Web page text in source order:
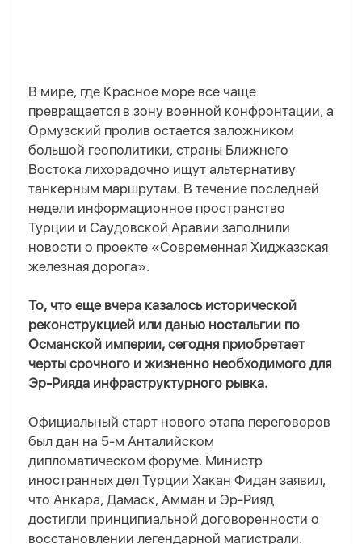
В мире, где Красное море все чаще
превращается в зону военной конфронтации, а
Ормузский пролив остается заложником
большой геополитики, страны Ближнего
Востока лихорадочно ищут альтернативу
танкерным маршрутам. В течение последней
недели информационное пространство
Турции и Саудовской Аравии заполнили
новости о проекте «Современная Хиджазская
железная дорога».
То, что еще вчера казалось исторической
реконструкцией или данью ностальгии по
Османской империи, сегодня приобретает
черты срочного и жизненно необходимого для
Эр-Рияда инфраструктурного рывка.
Официальный старт нового этапа переговоров
был дан на 5-м Анталийском
дипломатическом форуме. Министр
иностранных дел Турции Хакан Фидан заявил,
что Анкара, Дамаск, Амман и Эр-Рияд
достигли принципиальной договоренности о
восстановлении легендарной магистрали.